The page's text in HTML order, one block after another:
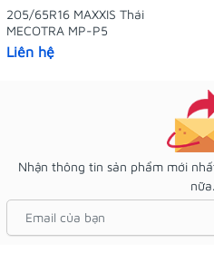
205/65R16 MAXXIS Thái
MECOTRA MP-P5
Liên hệ
Nhận thông tin sản phẩm mới
nữa.